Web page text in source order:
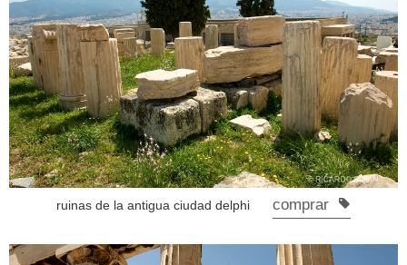
ruinas de la antigua ciudad delphi comprar